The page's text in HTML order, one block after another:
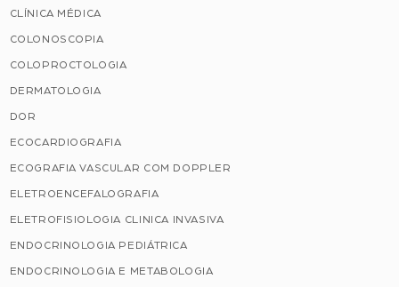
CLÍNICA MÉDICA
COLONOSCOPIA
COLOPROCTOLOGIA
DERMATOLOGIA
DOR
ECOCARDIOGRAFIA
ECOGRAFIA VASCULAR COM DOPPLER
ELETROENCEFALOGRAFIA
ELETROFISIOLOGIA CLINICA INVASIVA
ENDOCRINOLOGIA PEDIÁTRICA
ENDOCRINOLOGIA E METABOLOGIA